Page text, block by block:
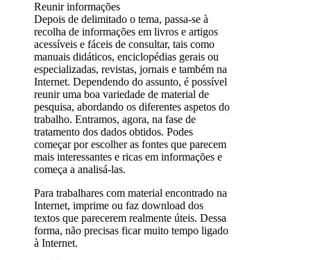
Reunir informações
Depois de delimitado o tema, passa-se à
recolha de informações em livros e artigos
acessíveis e fáceis de consultar, tais como
manuais didáticos, enciclopédias gerais ou
especializadas, revistas, jornais e também na
Internet. Dependendo do assunto, é possível
reunir uma boa variedade de material de
pesquisa, abordando os diferentes aspetos do
trabalho. Entramos, agora, na fase de
tratamento dos dados obtidos. Podes
começar por escolher as fontes que parecem
mais interessantes e ricas em informações e
começa a analisá-las.
Para trabalhares com material encontrado na
Internet, imprime ou faz download dos
textos que parecerem realmente úteis. Dessa
forma, não precisas ficar muito tempo ligado
à Internet.